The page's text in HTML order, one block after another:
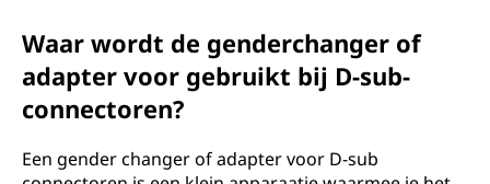
Waar wordt de genderchanger of
adapter voor gebruikt bij D-sub-
connectoren?
Een gender changer of adapter voor D-sub